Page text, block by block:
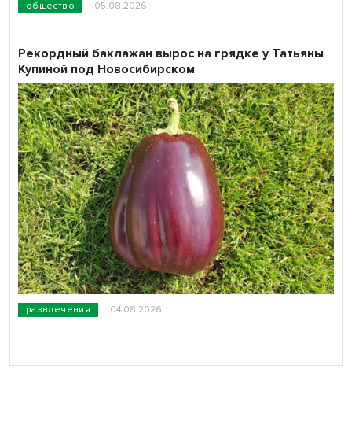
общество 05.08.2026
развлечения 04.08.2026
Рекордный баклажан вырос на грядке у Татьяны
Купиной под Новосибирском